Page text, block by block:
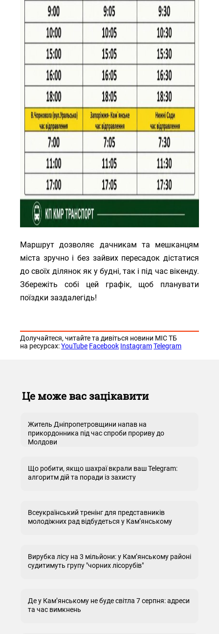
Маршрут дозволяє дачникам та мешканцям
міста зручно і без зайвих пересадок дістатися
до своїх ділянок як у будні, так і під час вікенду.
Збережіть собі цей графік, щоб планувати
поїздки заздалегідь!
Долучайтеся, читайте та дивіться новини МІС ТБ
на ресурсах:YouTube Facebook Instagram Telegram
Це може вас зацікавити
Житель Дніпропетровщини напав на
прикордонника під час спроби прориву до
Молдови
Що робити, якщо шахраї вкрали ваш Telegram:
алгоритм дій та поради із захисту
Всеукраїнський тренінг для представників
молодіжних рад відбудеться у Кам’янському
Вирубка лісу на 3 мільйони: у Кам’янському районі
судитимуть групу "чорних лісорубів"
Де у Кам’янському не буде світла 7 серпня: адреси
та час вимкнень